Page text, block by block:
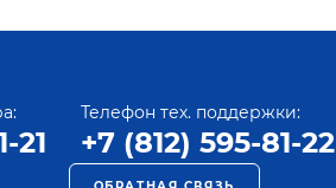
21
Телефон тех. поддержки:
+7 (812) 595-81-22